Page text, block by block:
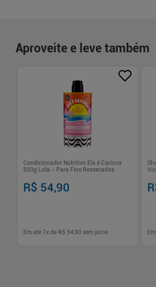
Aproveite e leve também
Condicionador Nutritivo Ela é Carioca
500g Lola – Para Fios Ressecados
R$ 54,90
Em até 1 x de R$ 54,90 sem juros